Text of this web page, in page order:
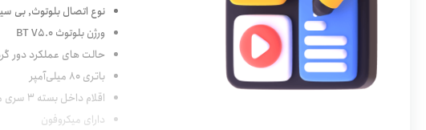
نوع اتصال بلوتوث, بی
ورژن بلوتوث BT V5.0
حالت های عملکرد دور
باتری 80 میلی‌آمپر
اقلام داخل بسته 3 سری مختلف
دارای میکروفون